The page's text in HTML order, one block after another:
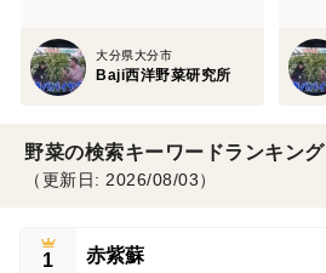
大分県大分市
Baji西洋野菜研究所
野菜の検索キーワードランキング
（更新日: 2026/08/03）
1 赤紫蘇